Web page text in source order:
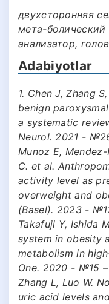
двухсторонняя
мета-
анализатор,
Adabiyotlar
1. Chen J, Zhang
benign
a systematic
Neurol. 2021 -
Munoz E,
C. et al.
activity level as
overweight and
(Basel). 2023 -
Takafuji Y, Ishida
system in obesity
metabolism in
One. 2020 - №15
Zhang L, Luo W.
uric acid levels